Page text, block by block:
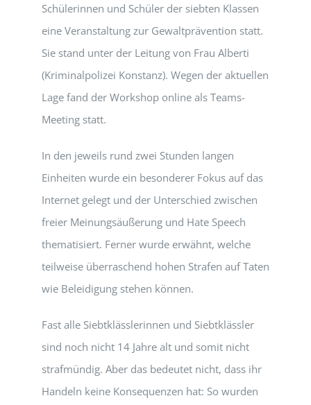
Schülerinnen und Schüler der siebten Klassen
eine Veranstaltung zur Gewaltprävention statt.
Sie stand unter der Leitung von Frau Alberti
(Kriminalpolizei Konstanz). Wegen der aktuellen
Lage fand der Workshop online als Teams-
Meeting statt.
In den jeweils rund zwei Stunden langen
Einheiten wurde ein besonderer Fokus auf das
Internet gelegt und der Unterschied zwischen
freier Meinungsäußerung und Hate Speech
thematisiert. Ferner wurde erwähnt, welche
teilweise überraschend hohen Strafen auf Taten
wie Beleidigung stehen können.
Fast alle Siebtklässlerinnen und Siebtklässler
sind noch nicht 14 Jahre alt und somit nicht
strafmündig. Aber das bedeutet nicht, dass ihr
Handeln keine Konsequenzen hat: So wurden